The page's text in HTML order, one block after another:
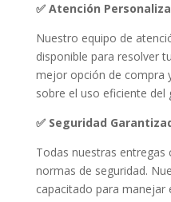
✅ Atención
Nuestro equipo de
disponible para resolver
mejor opción de compra
sobre el uso eficiente del
✅ Seguridad
Todas nuestras entregas
normas de seguridad.
capacitado para manejar